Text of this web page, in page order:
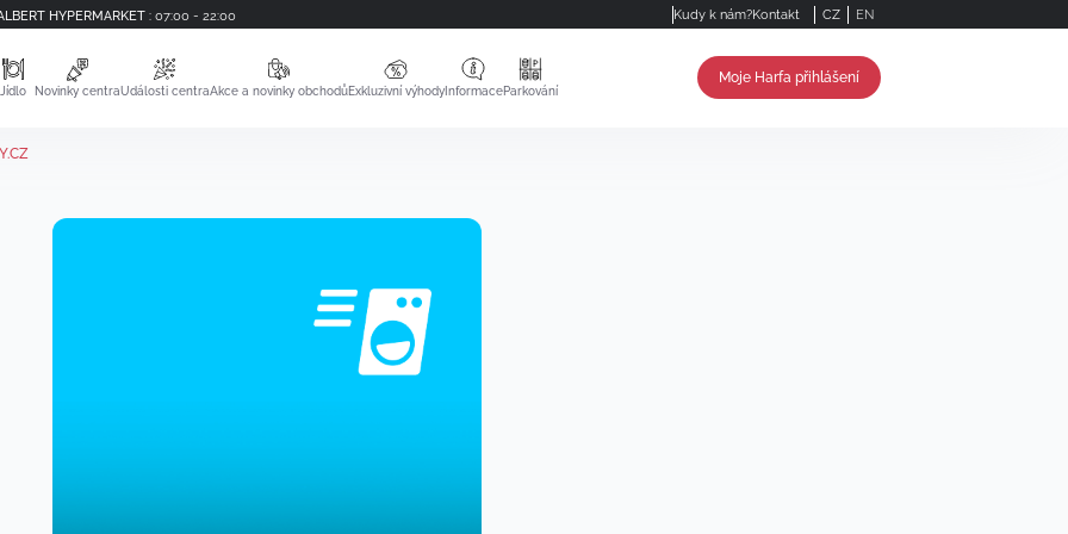
HYPERMARKET : 07:00 - 22:00 Kudy k nám?Kontakt CZ EN
Jídlo Novinky centraUdálosti centraAkce a novinky obchodůExkluzivní výhodyInformaceParkování
Moje Harfa přihlášení